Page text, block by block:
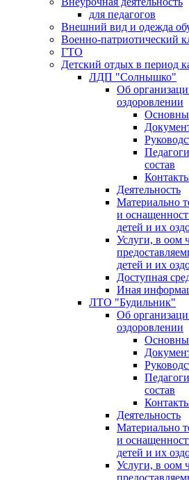
для педагогов
Внешний вид и одежда
Военно-патриотический
ГТО
Детский отдых в период
ЛДП "Солнышко"
Об
оздоровлении
состав
Деятельность
Материально
и
детей и их
Услуги, в оом
детей и их
Доступная
Иная
ЛТО "Будильник"
Об
оздоровлении
состав
Деятельность
Материально
и
детей и их
Услуги, в оом